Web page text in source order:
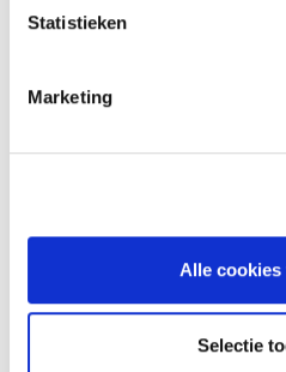
cookieverklaring
Statistieken
Marketing
Alle cookies
Selectie
Multi-
Samen